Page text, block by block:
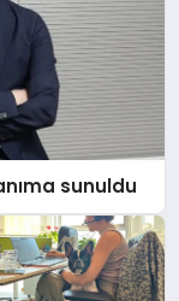
sunuldu